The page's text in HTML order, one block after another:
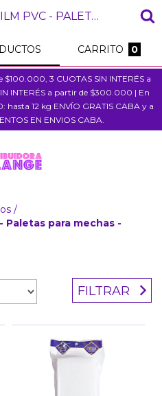
PAPEL ALUMINIO - FILM PVC - PALETAS PARA MECHAS - BANDAS TERMICAS
CARRITO 0
$100.000, 3 CUOTAS SIN INTERÉS a
INTERÉS a partir de $300.000 | En
hasta 12 kg ENVÍO GRATIS CABA y a
EN ENVIOS CABA.
/
Paletas para mechas -
FILTRAR